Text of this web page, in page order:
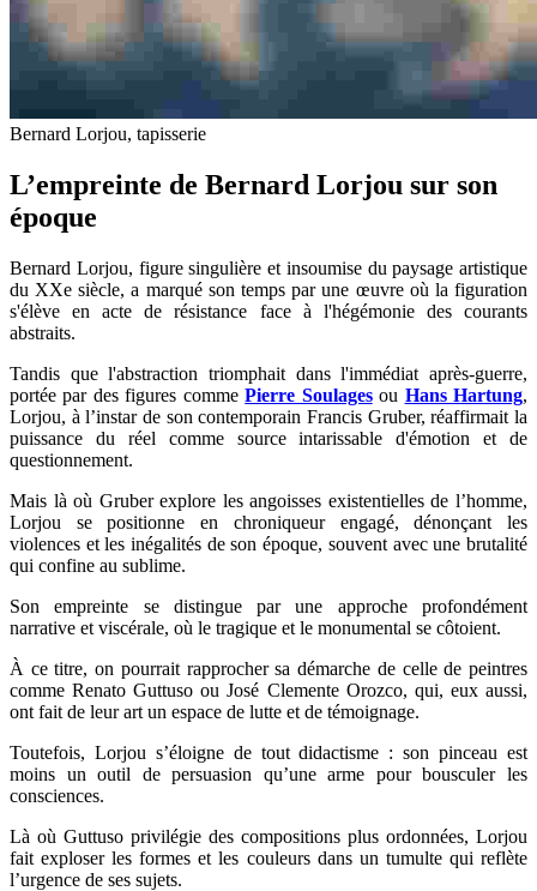
Bernard Lorjou, tapisserie
L’empreinte de Bernard Lorjou sur son
époque
Bernard Lorjou, figure singulière et insoumise du paysage artistique
du XXe siècle, a marqué son temps par une œuvre où la figuration
s'élève en acte de résistance face à l'hégémonie des courants
abstraits.
Tandis que l'abstraction triomphait dans l'immédiat après-guerre,
portée par des figures commePierre Soulagesou Hans Hartung,
Lorjou, à l’instar de son contemporain Francis Gruber, réaffirmait la
puissance du réel comme source intarissable d'émotion et de
questionnement.
Mais là où Gruber explore les angoisses existentielles de l’homme,
Lorjou se positionne en chroniqueur engagé, dénonçant les
violences et les inégalités de son époque, souvent avec une brutalité
qui confine au sublime.
Son empreinte se distingue par une approche profondément
narrative et viscérale, où le tragique et le monumental se côtoient.
À ce titre, on pourrait rapprocher sa démarche de celle de peintres
comme Renato Guttuso ou José Clemente Orozco, qui, eux aussi,
ont fait de leur art un espace de lutte et de témoignage.
Toutefois, Lorjou s’éloigne de tout didactisme : son pinceau est
moins un outil de persuasion qu’une arme pour bousculer les
consciences.
Là où Guttuso privilégie des compositions plus ordonnées, Lorjou
fait exploser les formes et les couleurs dans un tumulte qui reflète
l’urgence de ses sujets.